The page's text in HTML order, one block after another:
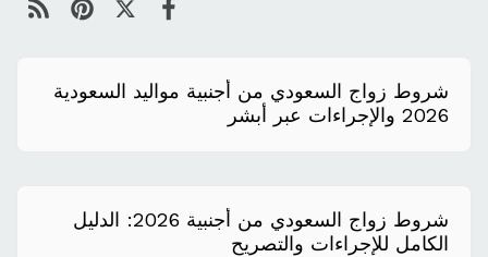
شروط زواج السعودي من أجنبية مواليد السعودية
2026 والإجراءات عبر أبشر
شروط زواج السعودي من أجنبية 2026: الدليل
الكامل للإجراءات والتصريح